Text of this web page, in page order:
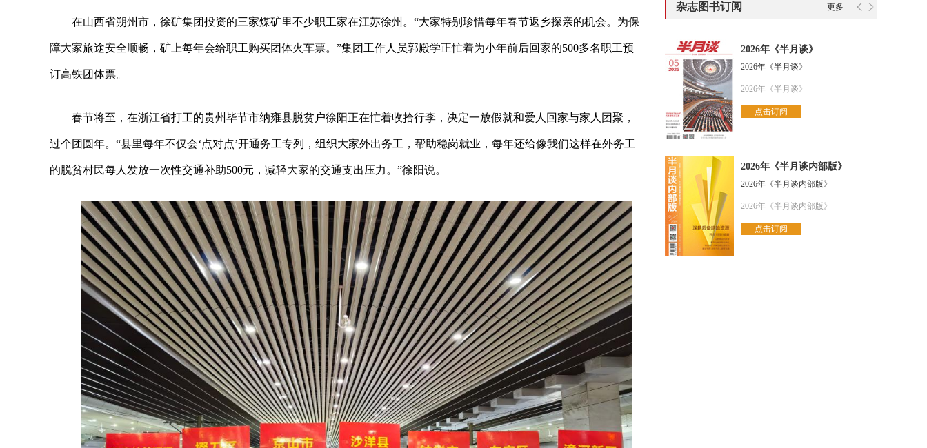
在山西省朔州市，徐矿集团投资的三家煤矿里不少职工家在江苏徐州。“大家特别珍惜每年春节返乡探亲的机会。为保
障大家旅途安全顺畅，矿上每年会给职工购买团体火车票。”集团工作人员郭殿学正忙着为小年前后回家的500多名职工预
订高铁团体票。
春节将至，在浙江省打工的贵州毕节市纳雍县脱贫户徐阳正在忙着收拾行李，决定一放假就和爱人回家与家人团聚，
过个团圆年。“县里每年不仅会‘点对点’开通务工专列，组织大家外出务工，帮助稳岗就业，每年还给像我们这样在外务工
的脱贫村民每人发放一次性交通补助500元，减轻大家的交通支出压力。”徐阳说。
杂志图书订阅 更多
2026年《半月谈》
2026年《半月谈》
2026年《半月谈》
点击订阅
2026年《半月谈内部版》
2026年《半月谈内部版》
2026年《半月谈内部版》
点击订阅